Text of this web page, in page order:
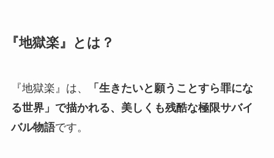
『地獄楽』とは？
『地獄楽』は、
「生きたいと願うことすら罪にな
る世界」で描かれる、美しくも残酷な極限サバイ
バル物語です。